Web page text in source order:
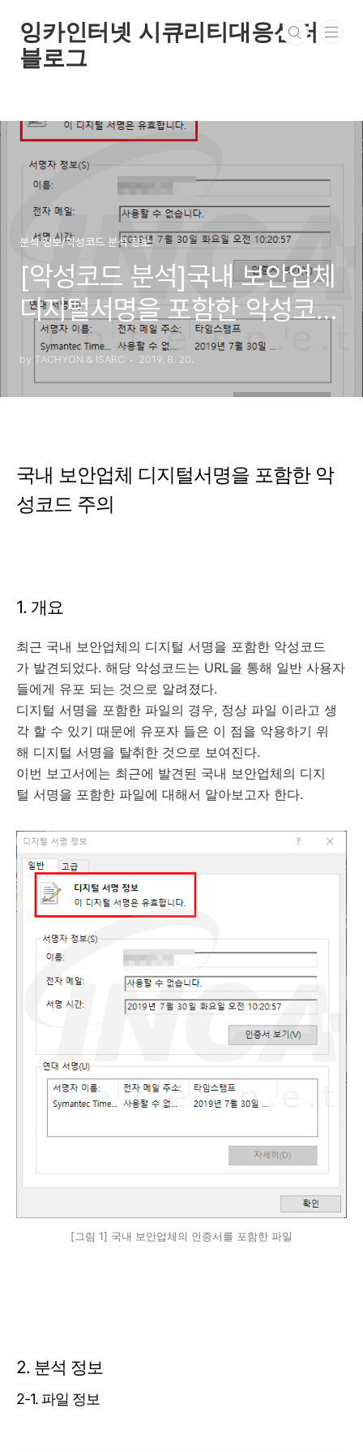
잉카인터넷 시큐리티대응센터
블로그
분석 정보/악성코드 분석 정보
[악성코드 분석]국내 보안업체
디지털서명을 포함한 악성코드
주의
by TACHYON & ISARC 2019. 8. 20.
국내 보안업체 디지털서명을 포함한 악
성코드 주의
1. 개요
최근 국내 보안업체의 디지털 서명을 포함한 악성코드
가 발견되었다. 해당 악성코드는 URL을 통해 일반 사용자
들에게 유포 되는 것으로 알려졌다.
디지털 서명을 포함한 파일의 경우, 정상 파일 이라고 생
각 할 수 있기 때문에 유포자 들은 이 점을 악용하기 위
해 디지털 서명을 탈취한 것으로 보여진다.
이번 보고서에는 최근에 발견된 국내 보안업체의 디지
털 서명을 포함한 파일에 대해서 알아보고자 한다.
[그림 1] 국내 보안업체의 인증서를 포함한 파일
2. 분석 정보
2-1. 파일 정보